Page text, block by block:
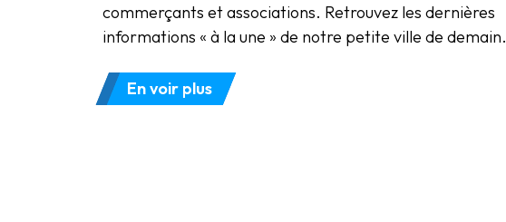
commerçants et associations. Retrouvez les dernières
informations « à la une » de notre petite ville de demain.
En voir plus